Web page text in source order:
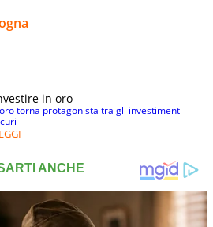
in oro
torna protagonista tra gli investimenti